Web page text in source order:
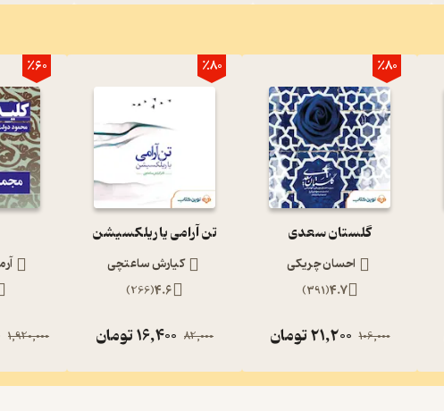
٪80
گلستان سعدی
احسان چریکی
4.7
(
391
)
106,000
21,200تومان
٪80
تن آرامی یا ریلکسیشن
کیارش ساعتچی
4.6
(
266
)
82,000
16,400تومان
٪60
1,920,000